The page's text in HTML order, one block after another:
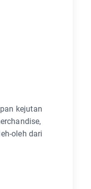
kejutan
oleh dari